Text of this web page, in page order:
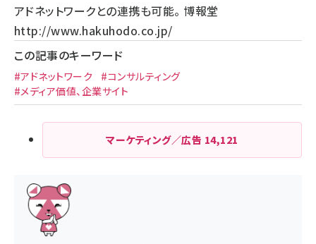
アドネットワークとの連携も可能。 博報堂
http://www.hakuhodo.co.jp/
この記事のキーワード
#アドネットワーク
#コンサルティング
#メディア価値、企業サイト
マーケティング／広告 14,121